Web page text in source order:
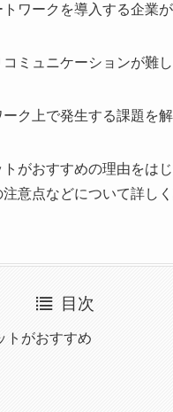
ワークを導入する企業が
ミュニケーションが難
ク上で発生する課題を
がおすすめの理由をは
意点などについて詳しく
目次
トがおすすめ